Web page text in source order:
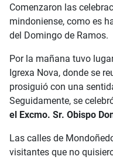
Comenzaron las
mindoniense, como es
del Domingo de Ramos.
Por la mañana tuvo
Igrexa Nova, donde se
prosiguió con una
Seguidamente, se
el Excmo. Sr. Obispo
Las calles de
visitantes que no